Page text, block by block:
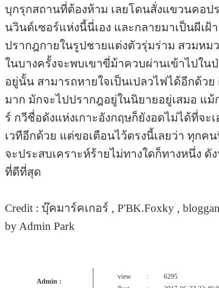
บุกรุกสถานที่ต้องห้าม เลยโดนสั่งแขวนคอป
นวินด์เซอร์แห่งนี้นี่เอง และกลายมาเป็นผีเฝ้
ปรากฎกายในรูปชายแต่งตัวรุ่มร่าม สวมหม
ในบางครั้งจะพบเขาขี่ม้าควบผ่านเข้าไปใน
อยู่นั้น สามารถหายใจเป็นเปลวไฟได้อีกด้วย
มาก มักจะไปปรากฎอยู่ในนิยายอยู่เสมอ แม้
ร์ กวีชื่อดังแห่งเกาะอังกฤษก็ยังอดไม่ได้ที่จะ
เวทีอีกด้วย แต่ขอเตือนไว้ตรงนี้เลยว่า ทุกค
จะประสบเคราะห์ร้ายไม่ทางใดก็ทางหนึ่ง ดั
ที่ดีที่สุด
Credit : บุ๊คมาร์คเกอร์ , P'BK.Foxky ,
by Admin Park
Admin :
view :
6295